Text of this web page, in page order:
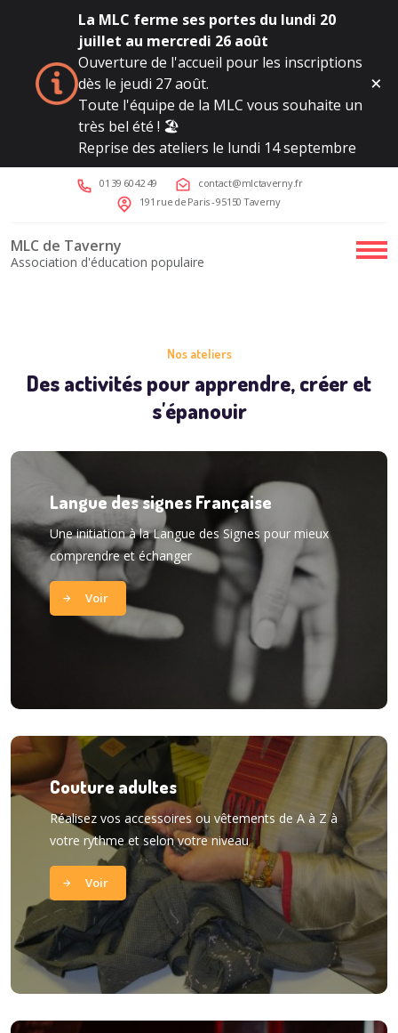
La MLC ferme ses portes du lundi 20
juillet au mercredi 26 août
Ouverture de l'accueil pour les inscriptions
dès le jeudi 27 août.
Toute l'équipe de la MLC vous souhaite un
très bel été ! 🏖️
Reprise des ateliers le lundi 14 septembre
01 39 60 42 49
contact@mlctaverny.fr
191 rue de Paris - 95150 Taverny
MLC de Taverny
Association d'éducation populaire
Nos ateliers
Des activités pour apprendre, créer et
s'épanouir
Langue des signes Française
Une initiation à la Langue des Signes pour mieux
comprendre et échanger
Voir
Couture adultes
Réalisez vos accessoires ou vêtements de A à Z à
votre rythme et selon votre niveau
Voir